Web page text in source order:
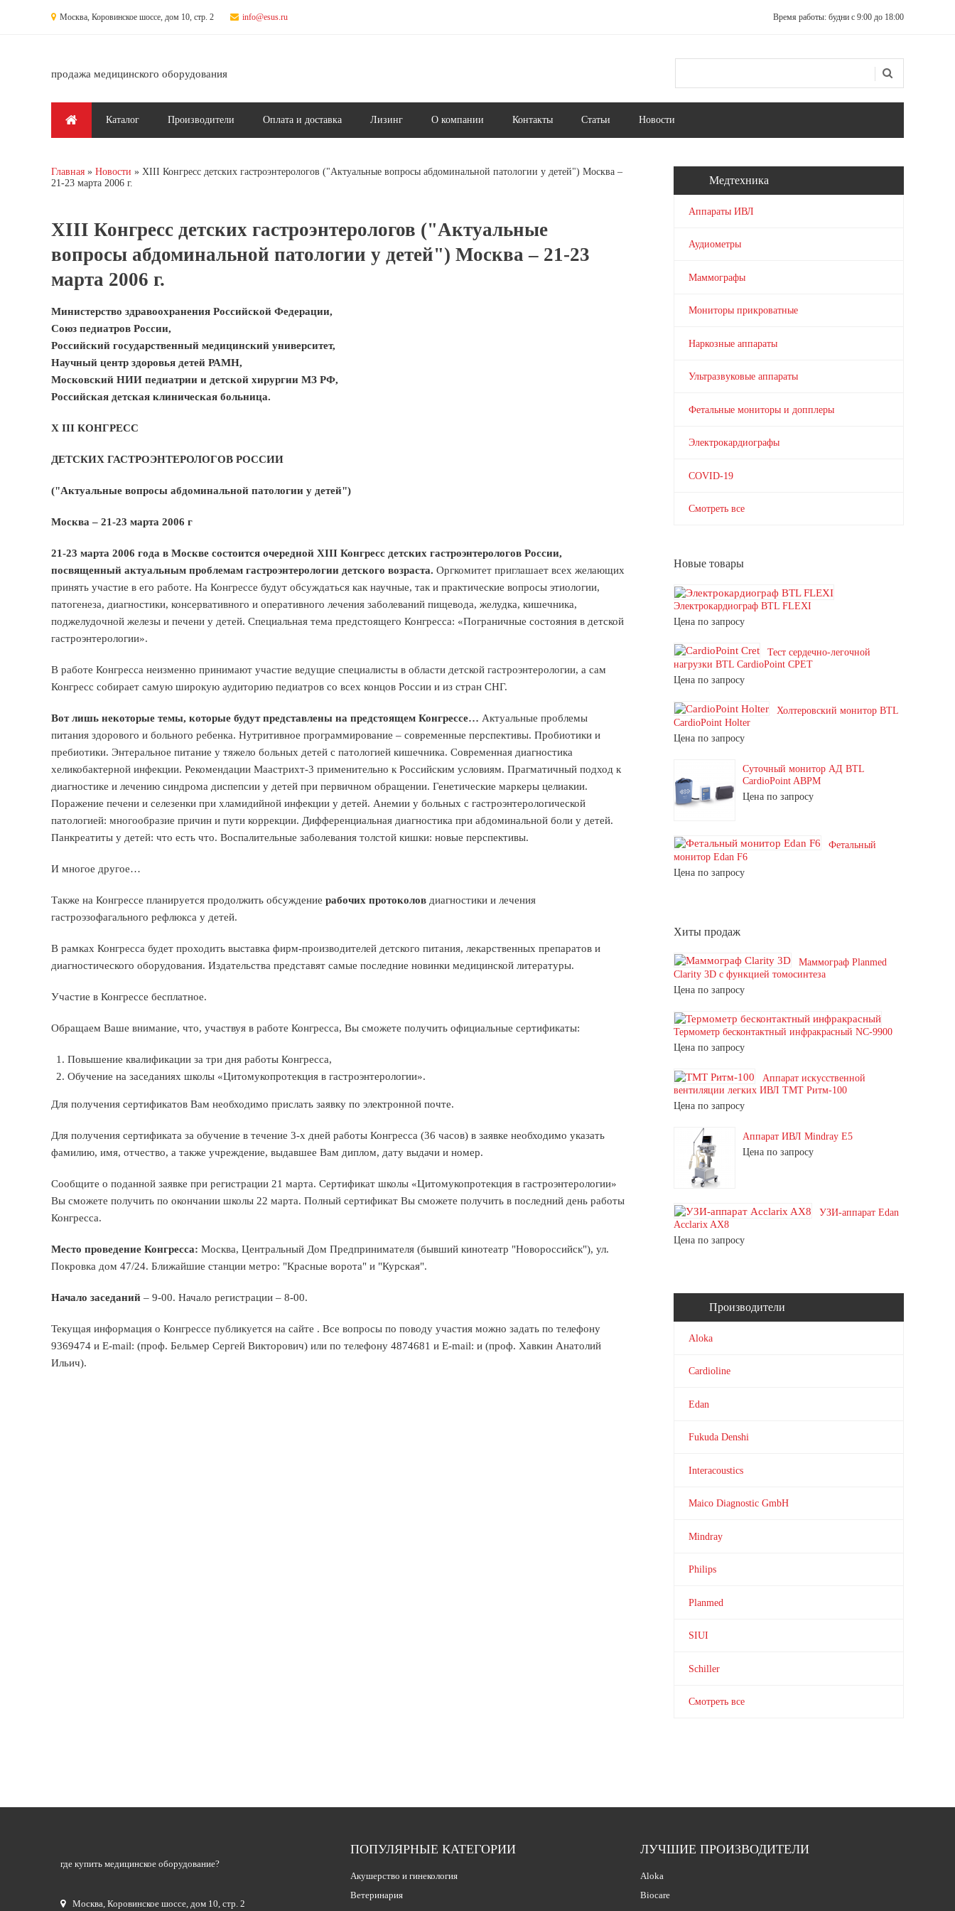
Москва, Коровинское шоссе, дом 10, стр. 2 info@esus.ru Время работы: будни с 9:00 до 18:00
продажа медицинского оборудования
Главное менюКаталог Производители Оплата и доставка Лизинг О компании Контакты Статьи Новости
Вы здесь
Главная Новости
XIII Конгресс детских гастроэнтерологов ("Актуальные вопросы абдоминальной патологии у детей") Москва –
21-23 марта 2006 г.
XIII Конгресс детских гастроэнтерологов ("Актуальные
вопросы абдоминальной патологии у детей") Москва – 21-23
марта 2006 г.
Министерство здравоохранения Российской Федерации,
Союз педиатров России,
Российский государственный медицинский университет,
Научный центр здоровья детей РАМН,
Московский НИИ педиатрии и детской хирургии МЗ РФ,
Российская детская клиническая больница.
X III КОНГРЕСС
ДЕТСКИХ ГАСТРОЭНТЕРОЛОГОВ РОССИИ
("Актуальные вопросы абдоминальной патологии у детей")
Москва – 21-23 марта 2006 г
21-23 марта 2006 года в Москве состоится очередной XIII Конгресс детских гастроэнтерологов России,
посвященный актуальным проблемам гастроэнтерологии детского возраста. Оргкомитет приглашает всех желающих
принять участие в его работе. На Конгрессе будут обсуждаться как научные, так и практические вопросы этиологии,
патогенеза, диагностики, консервативного и оперативного лечения заболеваний пищевода, желудка, кишечника,
поджелудочной железы и печени у детей. Специальная тема предстоящего Конгресса: «Пограничные состояния в детской
гастроэнтерологии».
В работе Конгресса неизменно принимают участие ведущие специалисты в области детской гастроэнтерологии, а сам
Конгресс собирает самую широкую аудиторию педиатров со всех концов России и из стран СНГ.
Вот лишь некоторые темы, которые будут представлены на предстоящем Конгрессе… Актуальные проблемы
питания здорового и больного ребенка. Нутритивное программирование – современные перспективы. Пробиотики и
пребиотики. Энтеральное питание у тяжело больных детей с патологией кишечника. Современная диагностика
хеликобактерной инфекции. Рекомендации Маастрихт-3 применительно к Российским условиям. Прагматичный подход к
диагностике и лечению синдрома диспепсии у детей при первичном обращении. Генетические маркеры целиакии.
Поражение печени и селезенки при хламидийной инфекции у детей. Анемии у больных с гастроэнтерологической
патологией: многообразие причин и пути коррекции. Дифференциальная диагностика при абдоминальной боли у детей.
Панкреатиты у детей: что есть что. Воспалительные заболевания толстой кишки: новые перспективы.
И многое другое…
Также на Конгрессе планируется продолжить обсуждение рабочих протоколов диагностики и лечения
гастроэзофагального рефлюкса у детей.
В рамках Конгресса будет проходить выставка фирм-производителей детского питания, лекарственных препаратов и
диагностического оборудования. Издательства представят самые последние новинки медицинской литературы.
Участие в Конгрессе бесплатное.
Обращаем Ваше внимание, что, участвуя в работе Конгресса, Вы сможете получить официальные сертификаты:
Повышение квалификации за три дня работы Конгресса,
Обучение на заседаниях школы «Цитомукопротекция в гастроэнтерологии».
Для получения сертификатов Вам необходимо прислать заявку по электронной почте.
Для получения сертификата за обучение в течение 3-х дней работы Конгресса (36 часов) в заявке необходимо указать
фамилию, имя, отчество, а также учреждение, выдавшее Вам диплом, дату выдачи и номер.
Сообщите о поданной заявке при регистрации 21 марта. Сертификат школы «Цитомукопротекция в гастроэнтерологии»
Вы сможете получить по окончании школы 22 марта. Полный сертификат Вы сможете получить в последний день работы
Конгресса.
Место проведение Конгресса: Москва, Центральный Дом Предпринимателя (бывший кинотеатр "Новороссийск"), ул.
Покровка дом 47/24. Ближайшие станции метро: "Красные ворота" и "Курская".
Начало заседаний – 9-00. Начало регистрации – 8-00.
Текущая информация о Конгрессе публикуется на сайте . Все вопросы по поводу участия можно задать по телефону
9369474 и E-mail: (проф. Бельмер Сергей Викторович) или по телефону 4874681 и E-mail: и (проф. Хавкин Анатолий
Ильич).
Медтехника
Аппараты ИВЛ
Аудиометры
Маммографы
Мониторы прикроватные
Наркозные аппараты
Ультразвуковые аппараты
Фетальные мониторы и допплеры
Электрокардиографы
COVID-19
Смотреть все
Новые товары
Электрокардиограф BTL FLEXI
Цена по запросу
Тест сердечно-легочной
нагрузки BTL CardioPoint CPET
Цена по запросу
Холтеровский монитор BTL
CardioPoint Holter
Цена по запросу
Суточный монитор АД BTL
CardioPoint ABPM
Цена по запросу
Фетальный
монитор Edan F6
Цена по запросу
Хиты продаж
Маммограф Planmed
Clarity 3D с функцией томосинтеза
Цена по запросу
Термометр бесконтактный инфракрасный NC-9900
Цена по запросу
Аппарат искусственной
вентиляции легких ИВЛ ТМТ Ритм-100
Цена по запросу
Аппарат ИВЛ Mindray E5
Цена по запросу
УЗИ-аппарат Edan
Acclarix AX8
Цена по запросу
Производители
Aloka
Cardioline
Edan
Fukuda Denshi
Interacoustics
Maico Diagnostic GmbH
Mindray
Philips
Planmed
SIUI
Schiller
Смотреть все
где купить медицинское оборудование?
Москва, Коровинское шоссе, дом 10, стр. 2
ПОПУЛЯРНЫЕ КАТЕГОРИИ
Акушерство и гинекология
Ветеринария
ЛУЧШИЕ ПРОИЗВОДИТЕЛИ
Aloka
Biocare